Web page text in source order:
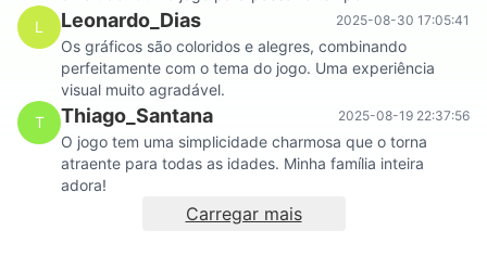
L
Leonardo_Dias 2025-08-30 17:05:41
Os gráficos são coloridos e alegres, combinando
perfeitamente com o tema do jogo. Uma experiência
visual muito agradável.
T
Thiago_Santana 2025-08-19 22:37:56
O jogo tem uma simplicidade charmosa que o torna
atraente para todas as idades. Minha família inteira
adora!
Carregar mais